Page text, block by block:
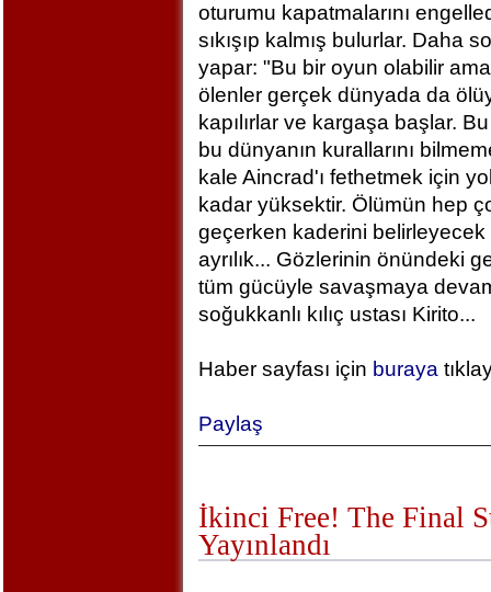
oturumu kapatmalarını
sıkışıp kalmış bulurlar. Daha
yapar: "Bu bir oyun olabilir
ölenler gerçek dünyada da
kapılırlar ve kargaşa başlar.
bu dünyanın kurallarını
kale Aincrad'ı fethetmek için
kadar yüksektir. Ölümün hep
geçerken kaderini belirleyecek
ayrılık... Gözlerinin önündeki
tüm gücüyle savaşmaya
soğukkanlı kılıç ustası Kirito...
Haber sayfası için buraya
Paylaş
İkinci Free! The Final
Yayınlandı